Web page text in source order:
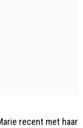
recent met haar